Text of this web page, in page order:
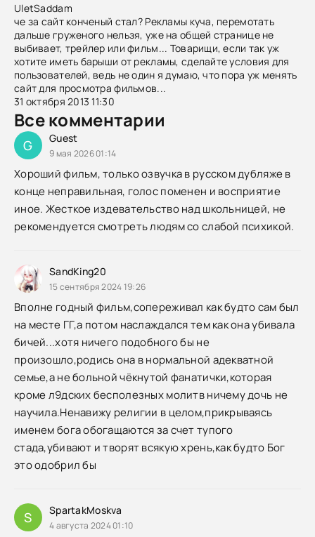
UletSaddam
че за сайт конченый стал? Рекламы куча, перемотать
дальше груженого нельзя, уже на общей странице не
выбивает, трейлер или фильм... Товарищи, если так уж
хотите иметь барыши от рекламы, сделайте условия для
пользователей, ведь не один я думаю, что пора уж менять
сайт для просмотра фильмов...
31 октября 2013 11:30
Все комментарии
G Guest
9 мая 2026 01:14
Хороший фильм, только озвучка в русском дубляже в
конце неправильная, голос поменен и восприятие
иное. Жесткое издевательство над школьницей, не
рекомендуется смотреть людям со слабой психикой.
SandKing20
15 сентября 2024 19:26
Вполне годный фильм,сопереживал как будто сам был
на месте ГГ,а потом наслаждался тем как она убивала
бичей...хотя ничего подобного бы не
произошло,родись она в нормальной адекватной
семье,а не больной чёкнутой фанатички,которая
кроме л9дских бесполезных молитв ничему дочь не
научила.Ненавижу религии в целом,прикрываясь
именем бога обогащаются за счет тупого
стада,убивают и творят всякую хрень,как будто Бог
это одобрил бы
S SpartakMoskva
4 августа 2024 01:10